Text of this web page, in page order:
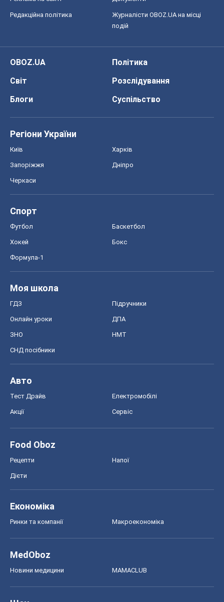
Редакційна політика
Журналісти OBOZ.UA на місці
подій
OBOZ.UA
Політика
Світ
Розслідування
Блоги
Суспільство
Регіони України
Київ Харків
Запоріжжя Дніпро
Черкаси
Спорт
Футбол Баскетбол
Хокей Бокс
Формула-1
Моя школа
ГДЗ Підручники
Онлайн уроки ДПА
ЗНО НМТ
СНД посібники
Авто
Тест Драйв Електромобілі
Акції Сервіс
Food Oboz
Рецепти Напої
Дієти
Економіка
Ринки та компанії Макроекономіка
MedOboz
Новини медицини MAMACLUB